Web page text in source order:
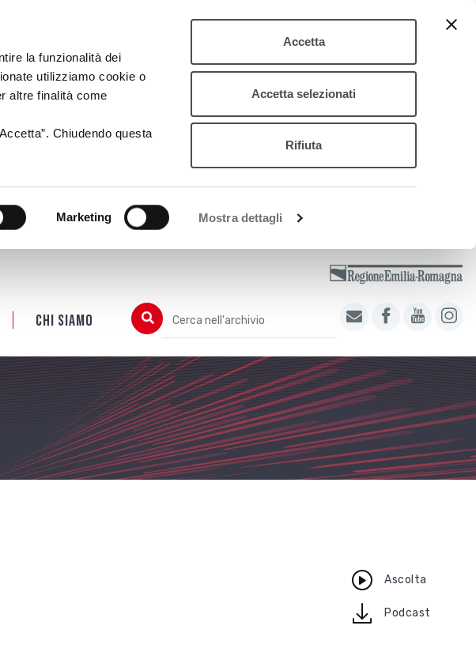
la funzionalità dei
utilizziamo cookie o
altre finalità come
Chiudendo questa
Marketing Mostra dettagli
Accetta
Accetta selezionati
Rifiuta
Chi siamo Cerca
Cerca nell'archivio
Ascolta
downloadPodcast